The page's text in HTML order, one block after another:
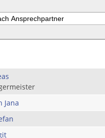
Jana